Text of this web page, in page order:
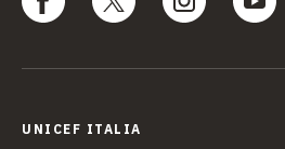
UNICEF ITALIA